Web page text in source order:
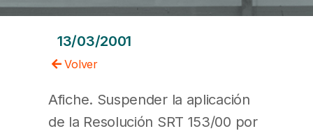
13/03/2001
Volver
Afiche. Suspender la aplicación
de la Resolución SRT 153/00 por